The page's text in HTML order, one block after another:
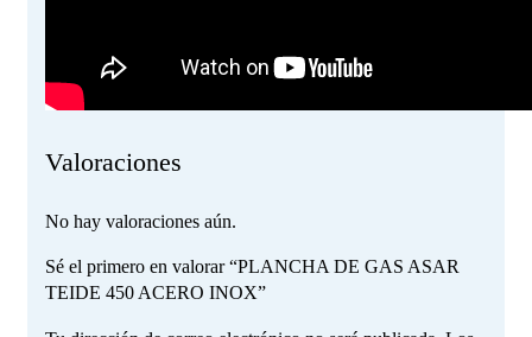
Valoraciones
No hay valoraciones aún.
Sé el primero en valorar “PLANCHA DE GAS ASAR
TEIDE 450 ACERO INOX”